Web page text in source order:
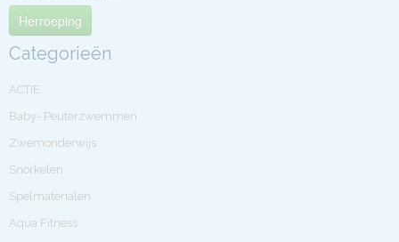
Herroeping
Categorieën
ACTIE
Baby- Peuterzwemmen
Zwemonderwijs
Snorkelen
Spelmaterialen
Aqua Fitness